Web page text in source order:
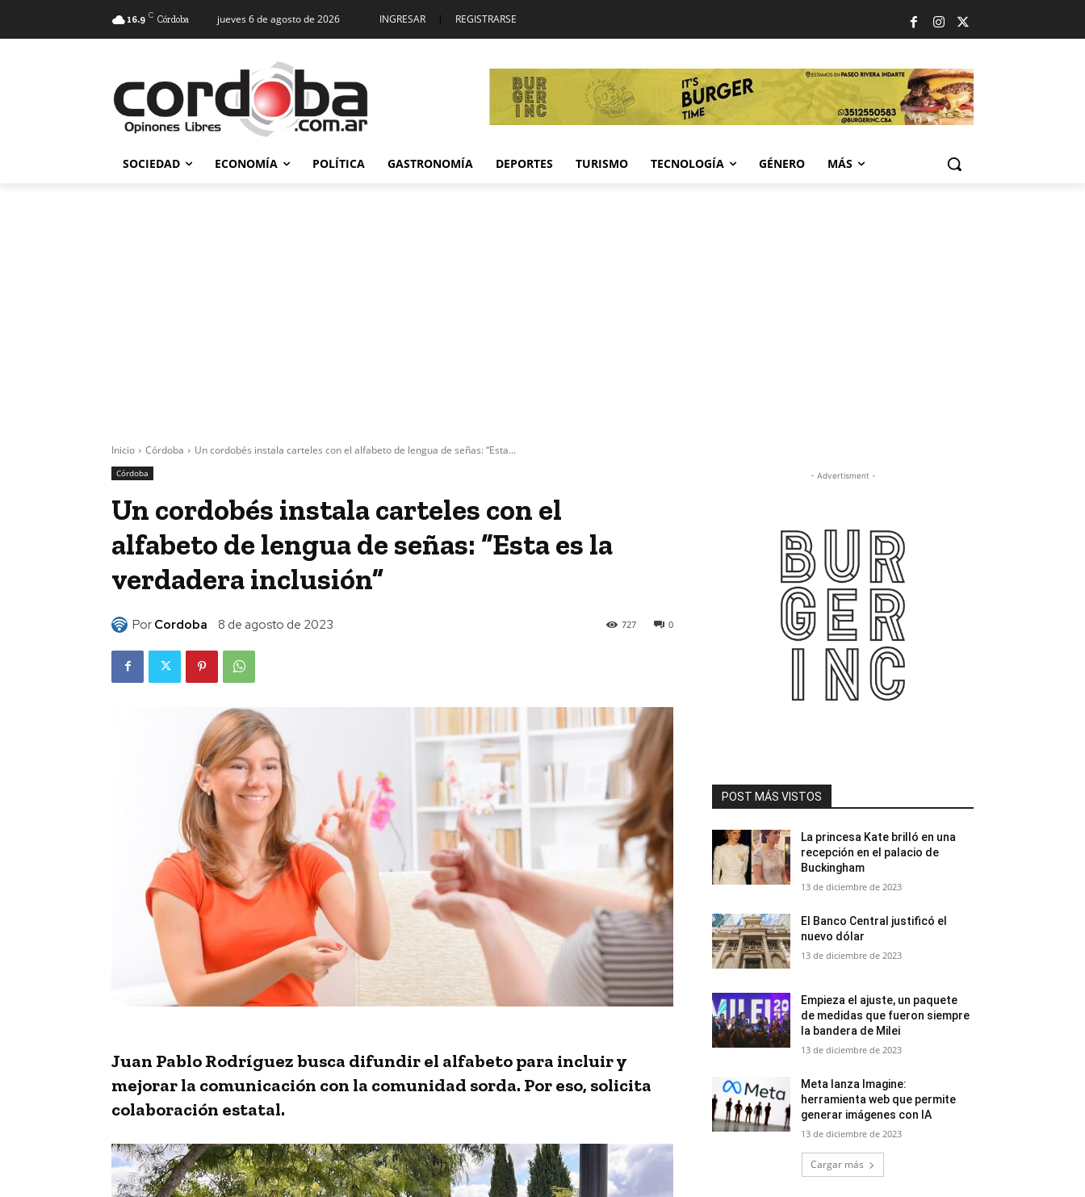
16.9 C Córdoba jueves 6 de agosto de 2026 INGRESAR | REGISTRARSE
SOCIEDAD ECONOMÍA POLÍTICA GASTRONOMÍA DEPORTES TURISMO TECNOLOGÍA GÉNERO MÁS
Inicio Córdoba Un cordobés instala carteles con el alfabeto de lengua de señas: “Esta...
Córdoba
Un cordobés instala carteles con el
alfabeto de lengua de señas: “Esta es la
verdadera inclusión”
Por Cordoba 8 de agosto de 2023 0
727
Juan Pablo Rodríguez busca difundir el alfabeto para incluir y
mejorar la comunicación con la comunidad sorda. Por eso, solicita
colaboración estatal.
- Advertisment -
POST MÁS VISTOS
La princesa Kate brilló en una
recepción en el palacio de
Buckingham
13 de diciembre de 2023
El Banco Central justificó el
nuevo dólar
13 de diciembre de 2023
Empieza el ajuste, un paquete
de medidas que fueron siempre
la bandera de Milei
13 de diciembre de 2023
Meta lanza Imagine:
herramienta web que permite
generar imágenes con IA
13 de diciembre de 2023
Cargar más